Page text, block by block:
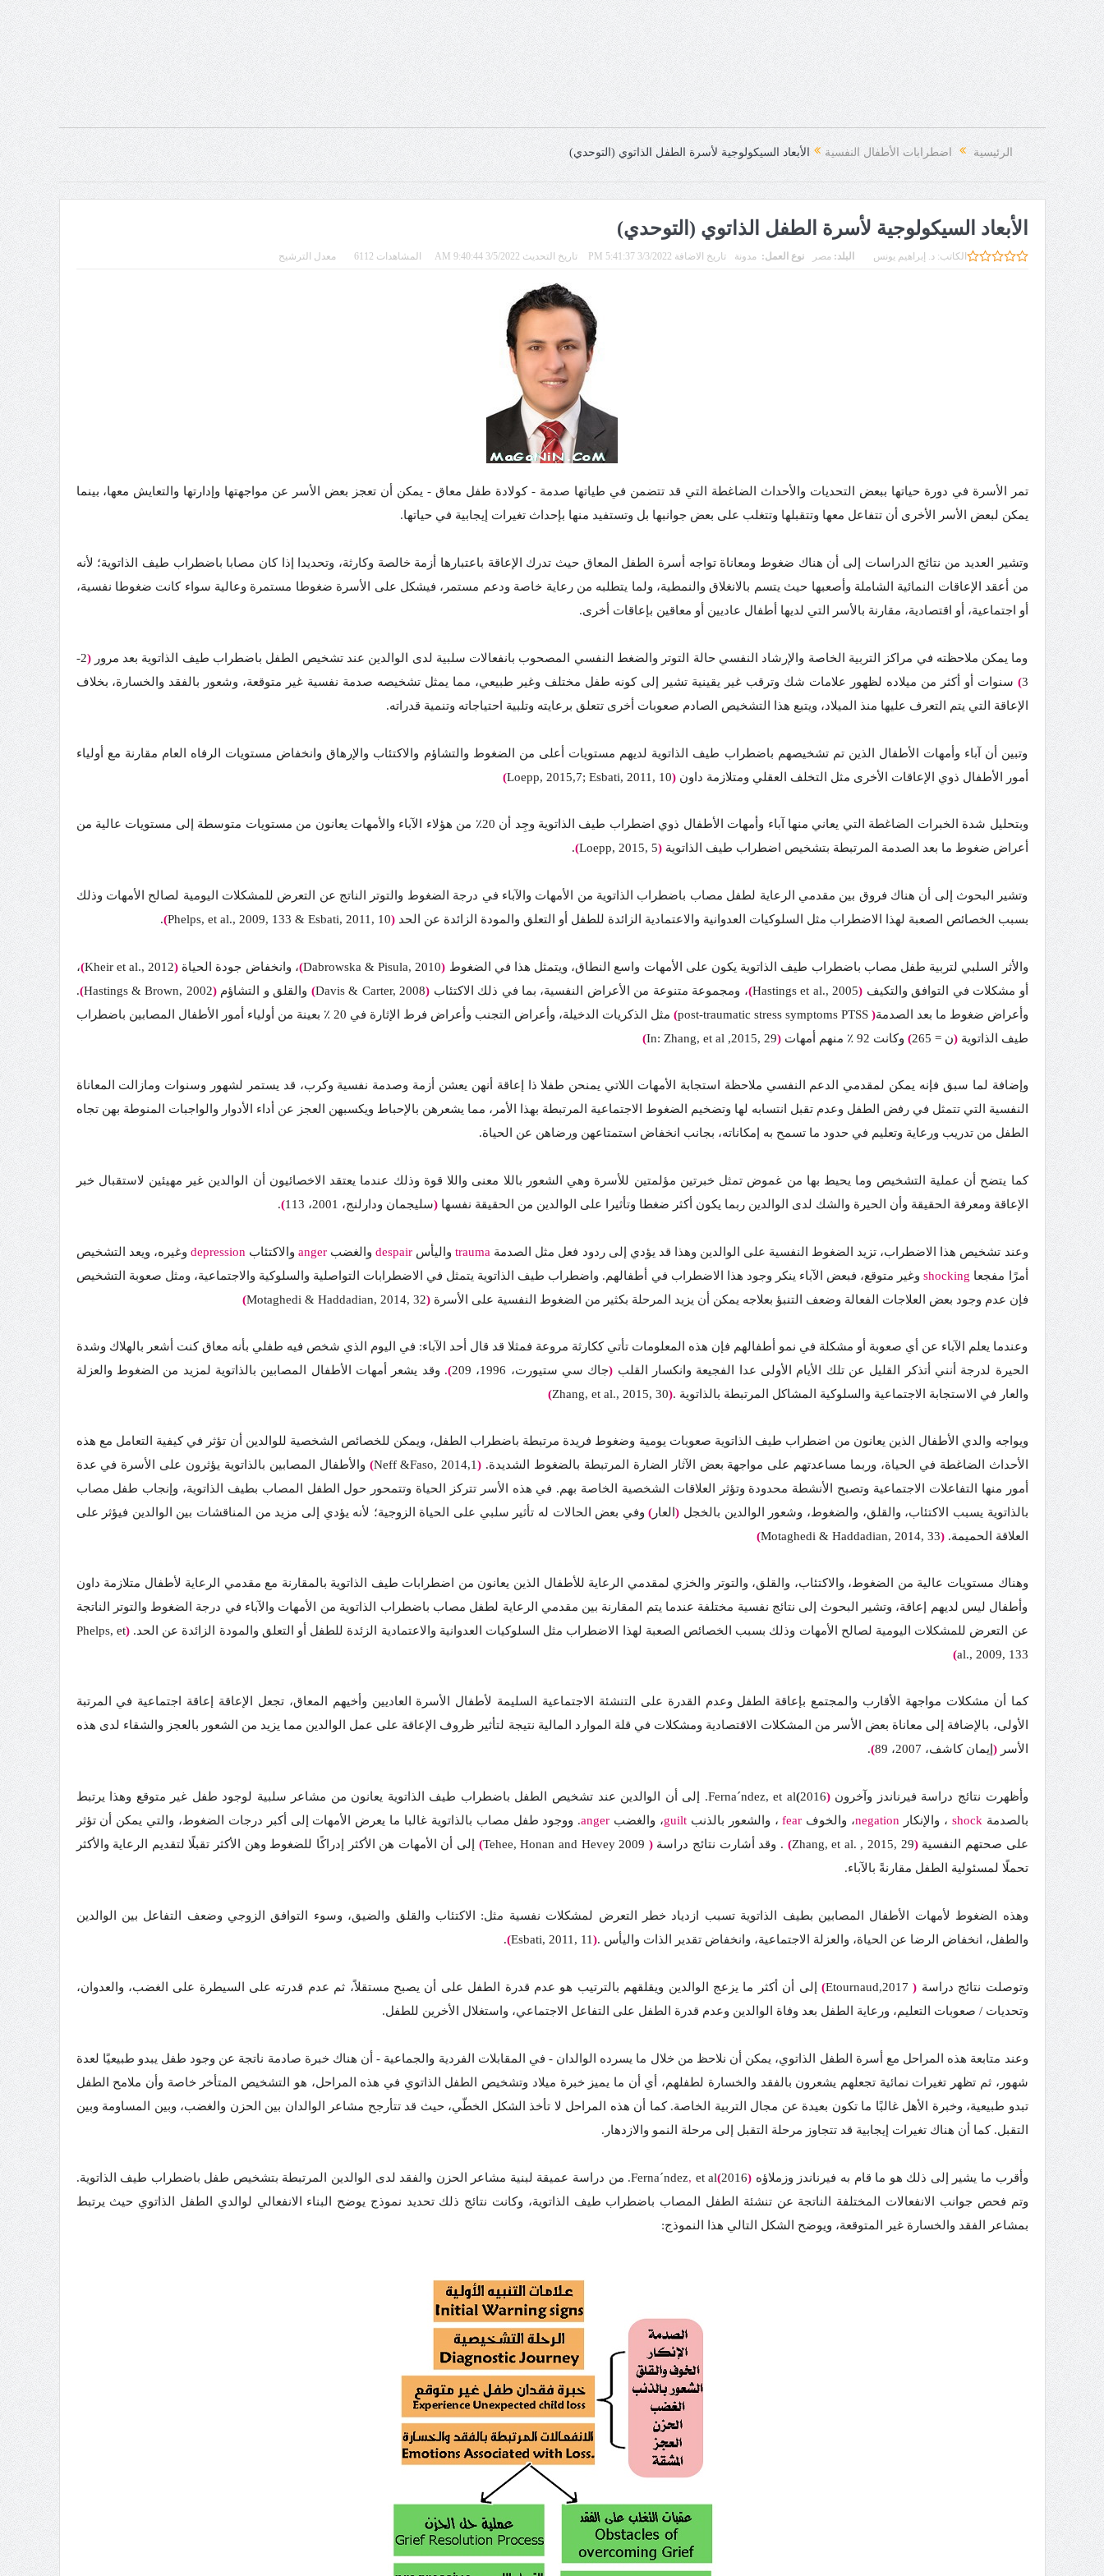
الرئيسية اضطرابات الأطفال النفسية الأبعاد السيكولوجية لأسرة الطفل الذاتوي (التوحدي)
الأبعاد السيكولوجية لأسرة الطفل الذاتوي (التوحدي)
الكاتب:د. إبراهيم يونس البلد: مصر نوع العمل:مدونة تاريخ الاضافة 3/3/2022 5:41:37 PM تاريخ التحديث 3/5/2022 9:40:44 AM المشاهدات 6112 معدل الترشيح
تمر الأسرة في دورة حياتها ببعض التحديات والأحداث الضاغطة التي قد تتضمن في طياتها صدمة - كولادة طفل معاق - يمكن أن تعجز بعض الأسر عن مواجهتها وإدارتها والتعايش معها، بينما
يمكن لبعض الأسر الأخرى أن تتفاعل معها وتتقبلها وتتغلب على بعض جوانبها بل وتستفيد منها بإحداث تغيرات إيجابية في حياتها.
وتشير العديد من نتائج الدراسات إلى أن هناك ضغوط ومعاناة تواجه أسرة الطفل المعاق حيث تدرك الإعاقة باعتبارها أزمة خالصة وكارثة، وتحديدا إذا كان مصابا باضطراب طيف الذاتوية؛ لأنه
من أعقد الإعاقات النمائية الشاملة وأصعبها حيث يتسم بالانغلاق والنمطية، ولما يتطلبه من رعاية خاصة ودعم مستمر، فيشكل على الأسرة ضغوطا مستمرة وعالية سواء كانت ضغوطا نفسية،
أو اجتماعية، أو اقتصادية، مقارنة بالأسر التي لديها أطفال عاديين أو معاقين بإعاقات أخرى.
وما يمكن ملاحظته في مراكز التربية الخاصة والإرشاد النفسي حالة التوتر والضغط النفسي المصحوب بانفعالات سلبية لدى الوالدين عند تشخيص الطفل باضطراب طيف الذاتوية بعد مرور(
2-
3
) سنوات أو أكثر من ميلاده لظهور علامات شك وترقب غير يقينية تشير إلى كونه طفل مختلف وغير طبيعي، مما يمثل تشخيصه صدمة نفسية غير متوقعة، وشعور بالفقد والخسارة، بخلاف
الإعاقة التي يتم التعرف عليها منذ الميلاد، ويتبع هذا التشخيص الصادم صعوبات أخرى تتعلق برعايته وتلبية احتياجاته وتنمية قدراته.
وتبين أن آباء وأمهات الأطفال الذين تم تشخيصهم باضطراب طيف الذاتوية لديهم مستويات أعلى من الضغوط والتشاؤم والاكتئاب والإرهاق وانخفاض مستويات الرفاه العام مقارنة مع أولياء
أمور الأطفال ذوي الإعاقات الأخرى مثل التخلف العقلي ومتلازمة داون(
Loepp, 2015,7; Esbati, 2011, 10
)
وبتحليل شدة الخبرات الضاغطة التي يعاني منها آباء وأمهات الأطفال ذوي اضطراب طيف الذاتوية وجِد أن 20٪ من هؤلاء الآباء والأمهات يعانون من مستويات متوسطة إلى مستويات عالية من
أعراض ضغوط ما بعد الصدمة المرتبطة بتشخيص اضطراب طيف الذاتوية(
Loepp, 2015, 5
)
.
وتشير البحوث إلى أن هناك فروق بين مقدمي الرعاية لطفل مصاب باضطراب الذاتوية من الأمهات والآباء في درجة الضغوط والتوتر الناتج عن التعرض للمشكلات اليومية لصالح الأمهات وذلك
بسبب الخصائص الصعبة لهذا الاضطراب مثل السلوكيات العدوانية والاعتمادية الزائدة للطفل أو التعلق والمودة الزائدة عن الحد(
Phelps, et al., 2009, 133 & Esbati, 2011, 10
)
.
والأثر السلبي لتربية طفل مصاب باضطراب طيف الذاتوية يكون على الأمهات واسع النطاق، ويتمثل هذا في الضغوط (
Dabrowska& Pisula, 2010
)، وانخفاض جودة الحياة (
Kheir et al.,2012
)،
أو مشكلات في التوافق والتكيف (
Hastings et al., 2005
)، ومجموعة متنوعة من الأعراض النفسية، بما في ذلك الاكتئاب (
Davis & Carter, 2008
) والقلق و التشاؤم(
Hastings & Brown, 2002
)
.
وأعراض ضغوط ما بعد الصدمة(
post-traumatic stress symptoms PTSS
)
مثل الذكريات الدخيلة، وأعراض التجنب وأعراض فرط الإثارة في 20 ٪ بعينة من أولياء أمور الأطفال المصابين باضطراب
طيف الذاتوية(ن = 265 ) وكانت 92 ٪ منهم أمهات (
In: Zhang, et al ,2015, 29
)
وإضافة لما سبق فإنه يمكن لمقدمي الدعم النفسي ملاحظة استجابة الأمهات اللاتي يمنحن طفلا ذا إعاقة أنهن يعشن أزمة وصدمة نفسية وكرب، قد يستمر لشهور وسنوات ومازالت المعاناة
النفسية التي تتمثل في رفض الطفل وعدم تقبل انتسابه لها وتضخيم الضغوط الاجتماعية المرتبطة بهذا الأمر، مما يشعرهن بالإحباط ويكسبهن العجز عن أداء الأدوار والواجبات المنوطة بهن تجاه
الطفل من تدريب ورعاية وتعليم في حدود ما تسمح به إمكاناته، بجانب انخفاض استمتاعهن ورضاهن عن الحياة.
كما يتضح أن عملية التشخيص وما يحيط بها من غموض تمثل خبرتين مؤلمتين للأسرة وهي الشعور باللا معنى واللا قوة وذلك عندما يعتقد الاخصائيون أن الوالدين غير مهيئين لاستقبال خبر
الإعاقة ومعرفة الحقيقة وأن الحيرة والشك لدى الوالدين ربما يكون أكثر ضغطا وتأثيرا على الوالدين من الحقيقة نفسها(سليجمان ودارلنج، 2001، 113 )
.
وعند تشخيص هذا الاضطراب، تزيد الضغوط النفسية على الوالدين وهذا قد يؤدي إلى ردود فعل مثل الصدمة traumaواليأس despairوالغضبanger والاكتئابdepression وغيره، ويعد التشخيص
أمرًا مفجعا shockingوغير متوقع، فبعض الآباء ينكر وجود هذا الاضطراب في أطفالهم. واضطراب طيف الذاتوية يتمثل في الاضطرابات التواصلية والسلوكية والاجتماعية، ومثل صعوبة التشخيص
فإن عدم وجود بعض العلاجات الفعالة وضعف التنبؤ بعلاجه يمكن أن يزيد المرحلة بكثير من الضغوط النفسية على الأسرة(
Motaghedi & Haddadian, 2014, 32
)
وعندما يعلم الآباء عن أي صعوبة أو مشكلة في نمو أطفالهم فإن هذه المعلومات تأتي ككارثة مروعة فمثلا قد قال أحد الآباء: في اليوم الذي شخص فيه طفلي بأنه معاق كنت أشعر بالهلاك وشدة
الحيرة لدرجة أنني أتذكر القليل عن تلك الأيام الأولى عدا الفجيعة وانكسار القلب (جاك سي ستيورت، 1996، 209 ). وقد يشعر أمهات الأطفال المصابين بالذاتوية لمزيد من الضغوط والعزلة
والعار في الاستجابة الاجتماعية والسلوكية المشاكل المرتبطة بالذاتوية .(
Zhang, et al., 2015, 30
)
ويواجه والدي الأطفال الذين يعانون من اضطراب طيف الذاتوية صعوبات يومية وضغوط فريدة مرتبطة باضطراب الطفل، ويمكن للخصائص الشخصية للوالدين أن تؤثر في كيفية التعامل مع هذه
الأحداث الضاغطة في الحياة، وربما مساعدتهم على مواجهة بعض الآثار الضارة المرتبطة بالضغوط الشديدة. (
Neff &Faso, 2014,1
) والأطفال المصابين بالذاتوية يؤثرون على الأسرة في عدة
أمور منها التفاعلات الاجتماعية وتصبح الأنشطة محدودة وتؤثر العلاقات الشخصية الخاصة بهم. في هذه الأسر تتركز الحياة وتتمحور حول الطفل المصاب بطيف الذاتوية، وإنجاب طفل مصاب
بالذاتوية يسبب الاكتئاب، والقلق، والضغوط، وشعور الوالدين بالخجل (العار )وفي بعض الحالات له تأثير سلبي على الحياة الزوجية؛ لأنه يؤدي إلى مزيد من المناقشات بين الوالدين فيؤثر على
العلاقة الحميمة.(
Motaghedi & Haddadian, 2014, 33
)
وهناك مستويات عالية من الضغوط، والاكتئاب، والقلق، والتوتر والخزي لمقدمي الرعاية للأطفال الذين يعانون من اضطرابات طيف الذاتوية بالمقارنة مع مقدمي الرعاية لأطفال متلازمة داون
وأطفال ليس لديهم إعاقة، وتشير البحوث إلى نتائج نفسية مختلفة عندما يتم المقارنة بين مقدمي الرعاية لطفل مصاب باضطراب الذاتوية من الأمهات والآباء في درجة الضغوط والتوتر الناتجة
عن التعرض للمشكلات اليومية لصالح الأمهات وذلك بسبب الخصائص الصعبة لهذا الاضطراب مثل السلوكيات العدوانية والاعتمادية الزئدة للطفل أو التعلق والمودة الزائدة عن الحد.(
Phelps, et
al., 2009, 133
)
كما أن مشكلات مواجهة الأقارب والمجتمع بإعاقة الطفل وعدم القدرة على التنشئة الاجتماعية السليمة لأطفال الأسرة العاديين وأخيهم المعاق، تجعل الإعاقة إعاقة اجتماعية في المرتبة
الأولى، بالإضافة إلى معاناة بعض الأسر من المشكلات الاقتصادية ومشكلات في قلة الموارد المالية نتيجة لتأثير ظروف الإعاقة على عمل الوالدين مما يزيد من الشعور بالعجز والشقاء لدى هذه
الأسر( إيمان كاشف، 2007، 89 )
.
وأظهرت نتائج دراسة فيرناندز وآخرون(
2016
)
Ferna´ndez, et al. إلى أن الوالدين عند تشخيص الطفل باضطراب طيف الذاتوية يعانون من مشاعر سلبية لوجود طفل غير متوقع وهذا يرتبط
بالصدمةshock ، والإنكار negation، والخوف fear، والشعور بالذنبguilt، والغضب anger. ووجود طفل مصاب بالذاتوية غالبا ما يعرض الأمهات إلى أكبر درجات الضغوط، والتي يمكن أن تؤثر
على صحتهم النفسية(
Zhang, et al. , 2015, 29
) . وقد أشارت نتائج دراسة(
Tehee, Honan and Hevey 2009
) إلى أن الأمهات هن الأكثر إدراكًا للضغوط وهن الأكثر تقبلًا لتقديم الرعاية والأكثر
تحملًا لمسئولية الطفل مقارنةً بالآباء.
وهذه الضغوط لأمهات الأطفال المصابين بطيف الذاتوية تسبب ازدياد خطر التعرض لمشكلات نفسية مثل: الاكتئاب والقلق والضيق، وسوء التوافق الزوجي وضعف التفاعل بين الوالدين
والطفل، انخفاض الرضا عن الحياة، والعزلة الاجتماعية، وانخفاض تقدير الذات واليأس .(
Esbati, 2011, 11
)
.
وتوصلت نتائج دراسة (
Etournaud,2017
) إلى أن أكثر ما يزعج الوالدين ويقلقهم بالترتيب هو عدم قدرة الطفل على أن يصبح مستقلاً، ثم عدم قدرته على السيطرة على الغضب، والعدوان،
وتحديات / صعوبات التعليم، ورعاية الطفل بعد وفاة الوالدين وعدم قدرة الطفل على التفاعل الاجتماعي، واستغلال الأخرين للطفل.
وعند متابعة هذه المراحل مع أسرة الطفل الذاتوي، يمكن أن نلاحظ من خلال ما يسرده الوالدان - في المقابلات الفردية والجماعية - أن هناك خبرة صادمة ناتجة عن وجود طفل يبدو طبيعيًا لعدة
شهور، ثم تظهر تغيرات نمائية تجعلهم يشعرون بالفقد والخسارة لطفلهم، أي أن ما يميز خبرة ميلاد وتشخيص الطفل الذاتوي في هذه المراحل، هو التشخيص المتأخر خاصة وأن ملامح الطفل
تبدو طبيعية، وخبرة الأهل غالبًا ما تكون بعيدة عن مجال التربية الخاصة. كما أن هذه المراحل لا تأخذ الشكل الخطّي، حيث قد تتأرجح مشاعر الوالدان بين الحزن والغضب، وبين المساومة وبين
التقبل. كما أن هناك تغيرات إيجابية قد تتجاوز مرحلة التقبل إلى مرحلة النمو والازدهار.
وأقرب ما يشير إلى ذلك هو ما قام به فيرناندز وزملاؤه (
2016
)
Ferna´ndez,
et al. من دراسة عميقة لبنية مشاعر الحزن والفقد لدى الوالدين المرتبطة بتشخيص طفل باضطراب طيف الذاتوية.
وتم فحص جوانب الانفعالات المختلفة الناتجة عن تنشئة الطفل المصاب باضطراب طيف الذاتوية، وكانت نتائج ذلك تحديد نموذج يوضح البناء الانفعالي لوالدي الطفل الذاتوي حيث يرتبط
بمشاعر الفقد والخسارة غير المتوقعة، ويوضح الشكل التالي هذا النموذج: